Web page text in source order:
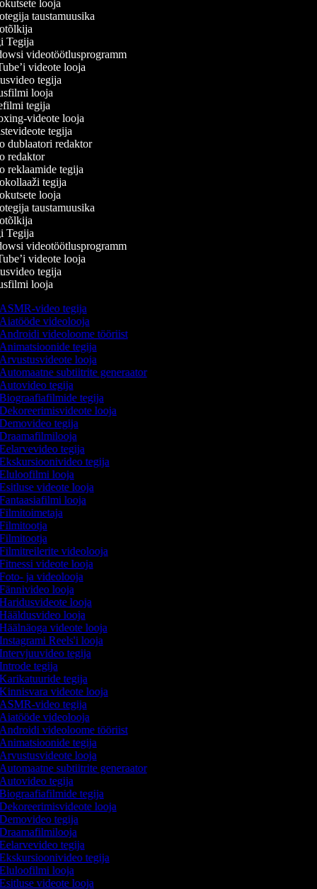
looja
taustamuusika
videotöötlusprogramm
videote looja
tegija
looja
tegija
videote looja
tegija
dublaatori redaktor
redaktor
reklaamide tegija
tegija
looja
taustamuusika
videotöötlusprogramm
videote looja
tegija
looja
video tegija
videolooja
videoloome tööriist
tegija
looja
subtiitrite generaator
tegija
tegija
looja
tegija
tegija
tegija
looja
videote looja
looja
videolooja
videote looja
ja videolooja
looja
looja
looja
videote looja
Reels'i looja
tegija
tegija
tegija
videote looja
video tegija
videolooja
videoloome tööriist
tegija
looja
subtiitrite generaator
tegija
tegija
looja
tegija
tegija
tegija
looja
videote looja